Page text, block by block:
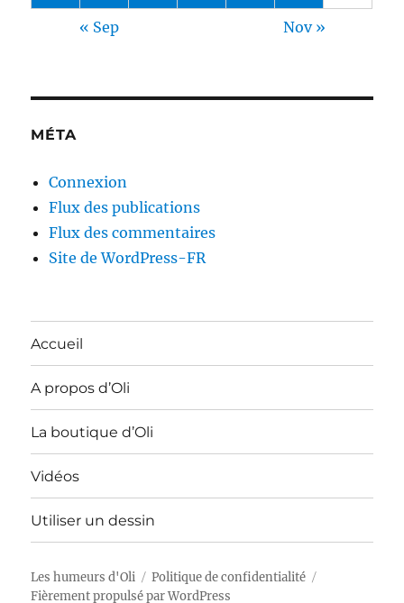
« Sep Nov »
MÉTA
Connexion
Flux des publications
Flux des commentaires
Site de WordPress-FR
Accueil
A propos d’Oli
La boutique d’Oli
Vidéos
Utiliser un dessin
Les humeurs d'Oli
Politique de confidentialité
Fièrement propulsé par WordPress